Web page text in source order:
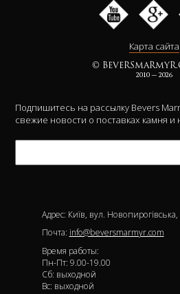
Карта сайта
©
2010 — 2026
Подпишитесь на рассылку Bevers
свежие новости о поставках камня и
Адрес: Київ, вул.
Почта: info@beversmarmyr.com
Время работы:
Пн-Пт: 9.00-19.00
Сб: выходной
Вс: выходной